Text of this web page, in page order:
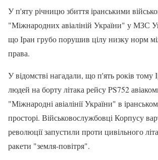
У п'яту річницю збиття іранськими
"Міжнародних авіаліній України" у МЗС
що Іран грубо порушив цілу низку норм
права.
У відомстві нагадали, що п'ять років тому
людей на борту літака рейсу PS752
"Міжнародні авіалінії України" в
просторі. Військовослужбовці Корпусу
революції запустили проти цивільного
ракети "земля-повітря".